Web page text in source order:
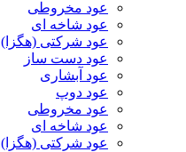
عود مخروطی
عود شاخه ای
عود شرکتی (هگزا)
عود دست ساز
عود آبشاری
عود دوپ
عود مخروطی
عود شاخه ای
عود شرکتی (هگزا)